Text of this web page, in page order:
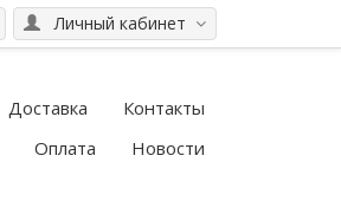
Личный кабинет
Доставка
Контакты
Оплата Новости